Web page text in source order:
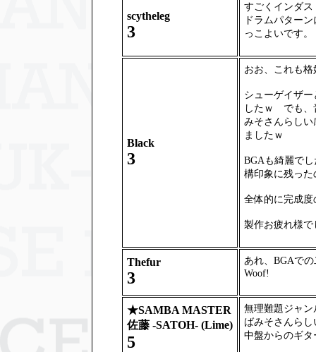
scytheleg
3
すごくインダ
ドラムパター
っこよいです。
Black
3
おお、これも
シューゲイザ
したｗ でも、
みそさんらし
ましたｗ
BGAも綺麗で
構印象に残っ
全体的に完成
製作お疲れ様で
Thefur
3
あれ、BGAで
Woof!
★SAMBA MASTER
佐藤 -SATOH- (Lime)
5
無理難題ジャ
ばみそさんら
中盤からのギ